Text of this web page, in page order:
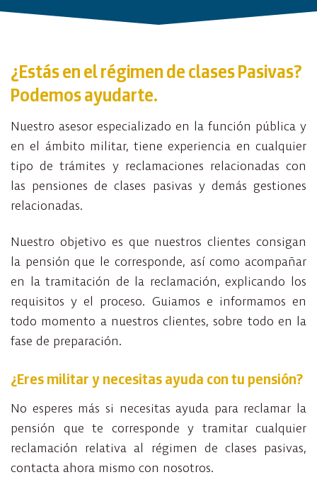
¿Estás en el régimen de clases Pasivas?
Podemos ayudarte.
Nuestro asesor especializado en la función pública y
en el ámbito militar, tiene experiencia en cualquier
tipo de trámites y reclamaciones relacionadas con
las pensiones de clases pasivas y demás gestiones
relacionadas.
Nuestro objetivo es que nuestros clientes consigan
la pensión que le corresponde, así como acompañar
en la tramitación de la reclamación, explicando los
requisitos y el proceso. Guiamos e informamos en
todo momento a nuestros clientes, sobre todo en la
fase de preparación.
¿Eres militar y necesitas ayuda con tu pensión?
No esperes más si necesitas ayuda para reclamar la
pensión que te corresponde y tramitar cualquier
reclamación relativa al régimen de clases pasivas,
contacta ahora mismo con nosotros.